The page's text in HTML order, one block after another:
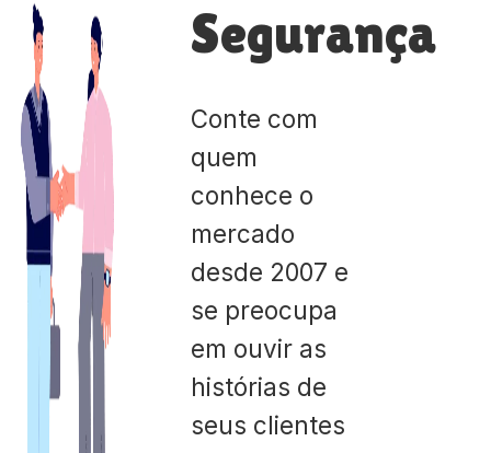
Segurança
Conte com
quem
conhece o
mercado
desde 2007 e
se preocupa
em ouvir as
histórias de
seus clientes